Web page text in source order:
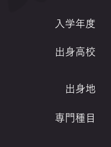
入学年度
出身高校
出身地
専門種目